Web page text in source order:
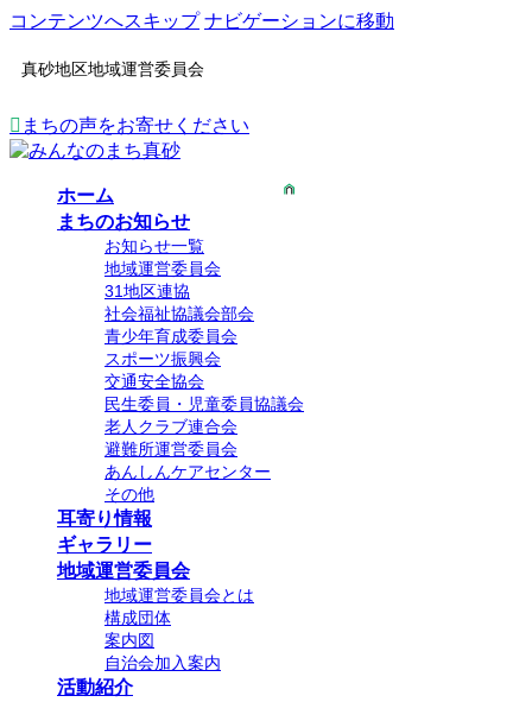
コンテンツへスキップ ナビゲーションに移動
真砂地区地域運営委員会
まちの声をお寄せください
ホーム
まちのお知らせ
お知らせ一覧
地域運営委員会
31地区連協
社会福祉協議会部会
青少年育成委員会
スポーツ振興会
交通安全協会
民生委員・児童委員協議会
老人クラブ連合会
避難所運営委員会
あんしんケアセンター
その他
耳寄り情報
ギャラリー
地域運営委員会
地域運営委員会とは
構成団体
案内図
自治会加入案内
活動紹介